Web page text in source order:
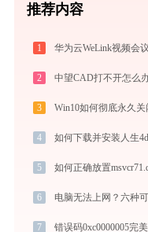
推荐内容
1
2 中望CAD打不开怎么
3
4 如何下载并安装人生
5 如何正确放置
6 电脑无法上网？六种
7 错误码0xc0000005完